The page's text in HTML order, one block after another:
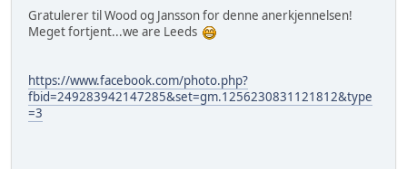
Gratulerer til Wood og Jansson for denne anerkjennelsen!
Meget fortjent...we are Leeds
https://www.facebook.com/photo.php?
fbid=249283942147285&set=gm.1256230831121812&type
=3